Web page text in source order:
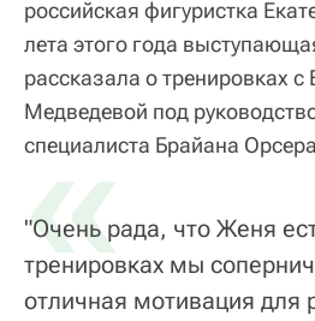
российская фигуристка
лета этого года
рассказала о тренировках с
Медведевой под
специалиста Брайана
«
"Очень рада, что Женя
тренировках мы
отличная мотивация для